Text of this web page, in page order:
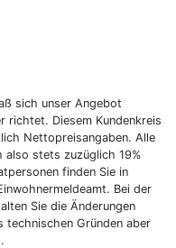
sich unser Angebot
richtet. Diesem Kundenkreis
Nettopreisangaben. Alle
also stets zuzüglich 19%
finden Sie in
Bei der
Sie die Änderungen
technischen Gründen aber